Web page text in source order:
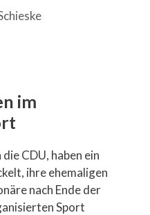
im
CDU, haben ein
ihre ehemaligen
nach Ende der
Sport